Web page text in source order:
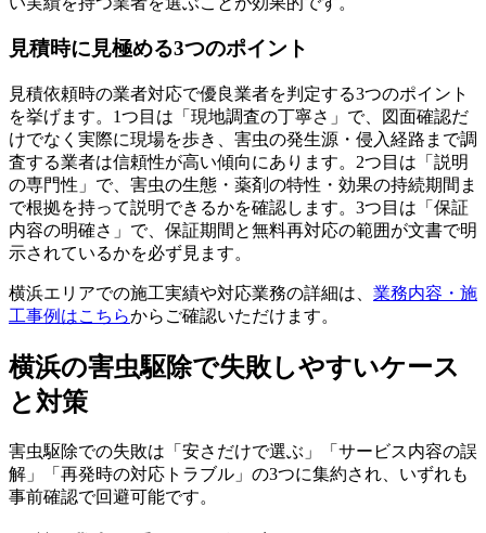
見積時に見極める3つのポイント
見積依頼時の業者対応で優良業者を判定する3つのポイント
を挙げます。1つ目は「現地調査の丁寧さ」で、図面確認だ
けでなく実際に現場を歩き、害虫の発生源・侵入経路まで調
査する業者は信頼性が高い傾向にあります。2つ目は「説明
の専門性」で、害虫の生態・薬剤の特性・効果の持続期間ま
で根拠を持って説明できるかを確認します。3つ目は「保証
内容の明確さ」で、保証期間と無料再対応の範囲が文書で明
示されているかを必ず見ます。
横浜エリアでの施工実績や対応業務の詳細は、 業務内容・施
工事例はこちらからご確認いただけます。
横浜の害虫駆除で失敗しやすいケース
と対策
害虫駆除での失敗は「安さだけで選ぶ」「サービス内容の誤
解」「再発時の対応トラブル」の3つに集約され、いずれも
事前確認で回避可能です。